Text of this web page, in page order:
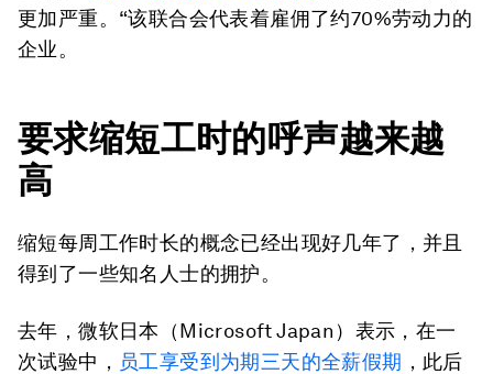
更加严重。“该联合会代表着雇佣了约70%劳动力的
企业。
要求缩短工时的呼声越来越
高
缩短每周工作时长的概念已经出现好几年了，并且
得到了一些知名人士的拥护。
去年，微软日本（Microsoft Japan）表示，在一
次试验中， 员工享受到为期三天的全薪假期 ，此后